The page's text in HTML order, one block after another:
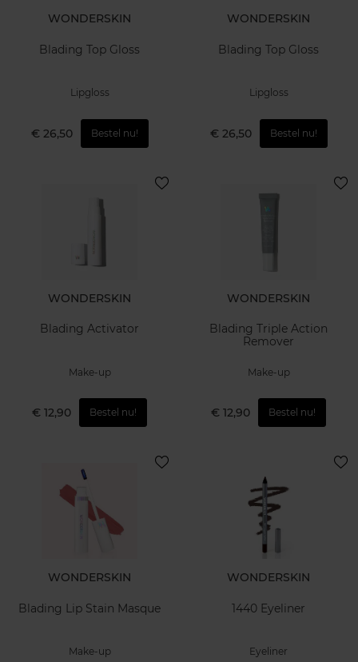
WONDERSKIN
Blading Top Gloss
Lipgloss
€ 26,50 Bestel nu!
WONDERSKIN
Blading Top Gloss
Lipgloss
€ 26,50 Bestel nu!
WONDERSKIN
Blading Activator
Make-up
€ 12,90 Bestel nu!
WONDERSKIN
Blading Triple Action
Remover
Make-up
€ 12,90 Bestel nu!
WONDERSKIN
Blading Lip Stain Masque
Make-up
WONDERSKIN
1440 Eyeliner
Eyeliner